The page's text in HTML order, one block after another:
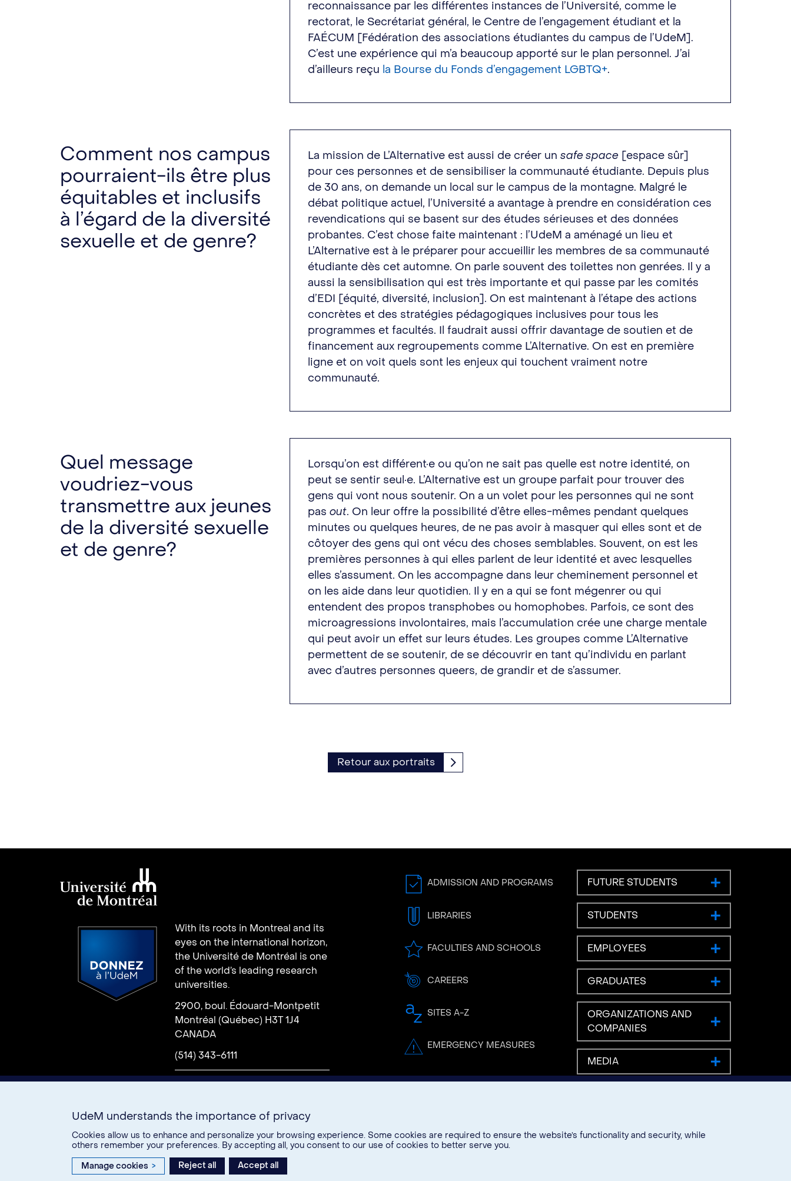
reconnaissance par les différentes instances de l’Université, comme le
rectorat, le Secrétariat général, le Centre de l’engagement étudiant et la
FAÉCUM [Fédération des associations étudiantes du campus de l’UdeM].
C’est une expérience qui m’a beaucoup apporté sur le plan personnel. J’ai
d’ailleurs reçu la Bourse du Fonds d’engagement LGBTQ+.
Comment nos campus
pourraient-ils être plus
équitables et inclusifs
à l’égard de la diversité
sexuelle et de genre?
La mission de L’Alternative est aussi de créer un safe space [espace sûr]
pour ces personnes et de sensibiliser la communauté étudiante. Depuis plus
de 30 ans, on demande un local sur le campus de la montagne. Malgré le
débat politique actuel, l’Université a avantage à prendre en considération ces
revendications qui se basent sur des études sérieuses et des données
probantes. C’est chose faite maintenant : l’UdeM a aménagé un lieu et
L’Alternative est à le préparer pour accueillir les membres de sa communauté
étudiante dès cet automne. On parle souvent des toilettes non genrées. Il y a
aussi la sensibilisation qui est très importante et qui passe par les comités
d’EDI [équité, diversité, inclusion]. On est maintenant à l’étape des actions
concrètes et des stratégies pédagogiques inclusives pour tous les
programmes et facultés. Il faudrait aussi offrir davantage de soutien et de
financement aux regroupements comme L’Alternative. On est en première
ligne et on voit quels sont les enjeux qui touchent vraiment notre
communauté.
Quel message
voudriez-vous
transmettre aux jeunes
de la diversité sexuelle
et de genre?
Lorsqu’on est différent·e ou qu’on ne sait pas quelle est notre identité, on
peut se sentir seul·e. L’Alternative est un groupe parfait pour trouver des
gens qui vont nous soutenir. On a un volet pour les personnes qui ne sont
pas out. On leur offre la possibilité d’être elles-mêmes pendant quelques
minutes ou quelques heures, de ne pas avoir à masquer qui elles sont et de
côtoyer des gens qui ont vécu des choses semblables. Souvent, on est les
premières personnes à qui elles parlent de leur identité et avec lesquelles
elles s’assument. On les accompagne dans leur cheminement personnel et
on les aide dans leur quotidien. Il y en a qui se font mégenrer ou qui
entendent des propos transphobes ou homophobes. Parfois, ce sont des
microagressions involontaires, mais l’accumulation crée une charge mentale
qui peut avoir un effet sur leurs études. Les groupes comme L’Alternative
permettent de se soutenir, de se découvrir en tant qu’individu en parlant
avec d’autres personnes queers, de grandir et de s’assumer.
Retour aux portraits
FUTURE STUDENTS
STUDENTS
EMPLOYEES
GRADUATES
ORGANIZATIONS AND
COMPANIES
MEDIA
ADMISSION AND PROGRAMS
LIBRARIES
FACULTIES AND SCHOOLS
CAREERS
SITES A-Z
EMERGENCY MEASURES
With its roots in Montreal and its
eyes on the international horizon,
the Université de Montréal is one
of the world’s leading research
universities.
2900, boul. Édouard-Montpetit
Montréal (Québec) H3T 1J4
CANADA
(514) 343-6111
U15
How
to
get
here
Campus
map
Contact
us
UdeM understands the importance of privacy
Cookies allow us to enhance and personalize your browsing experience. Some cookies are required to ensure the website’s functionality and security, while
others remember your preferences. By accepting all, you consent to our use of cookies to better serve you.
Manage cookies > Reject all Accept all